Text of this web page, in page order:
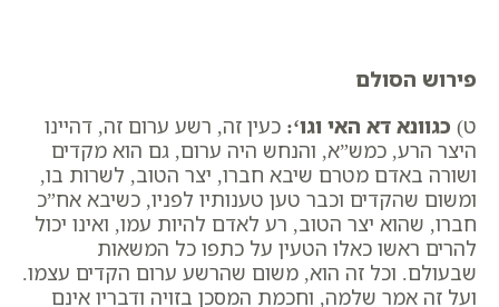
פירוש הסולם
ט) כגוונא דא האי וגו‘: כעין זה, רשע ערום זה, דהיינו
היצר הרע, כמש”א, ​והנחש היה ערום, גם הוא מקדים
ושורה באדם מטרם שיבא חברו, יצר הטוב, לשרות בו,
ומשום שהקדים וכבר טען טענותיו לפניו, כשיבא אח”כ
חברו, שהוא יצר הטוב, רע לאדם להיות עמו, ואינו יכול
להרים ראשו כאלו הטעין על כתפו כל המשאות
שבעולם. וכל זה הוא, משום שהרשע ערום הקדים עצמו.
ועל זה אמר שלמה, ​וחכמת המסכן בזויה ודבריו אינם